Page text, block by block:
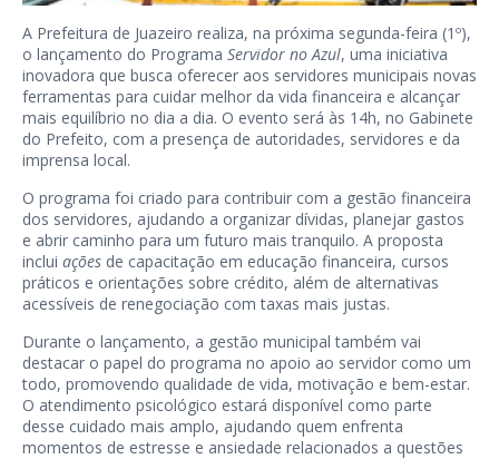
A Prefeitura de Juazeiro realiza, na próxima segunda-feira (1º),
o lançamento do Programa Servidor no Azul, uma iniciativa
inovadora que busca oferecer aos servidores municipais novas
ferramentas para cuidar melhor da vida financeira e alcançar
mais equilíbrio no dia a dia. O evento será às 14h, no Gabinete
do Prefeito, com a presença de autoridades, servidores e da
imprensa local.
O programa foi criado para contribuir com a gestão financeira
dos servidores, ajudando a organizar dívidas, planejar gastos
e abrir caminho para um futuro mais tranquilo. A proposta
inclui ações de capacitação em educação financeira, cursos
práticos e orientações sobre crédito, além de alternativas
acessíveis de renegociação com taxas mais justas.
Durante o lançamento, a gestão municipal também vai
destacar o papel do programa no apoio ao servidor como um
todo, promovendo qualidade de vida, motivação e bem-estar.
O atendimento psicológico estará disponível como parte
desse cuidado mais amplo, ajudando quem enfrenta
momentos de estresse e ansiedade relacionados a questões